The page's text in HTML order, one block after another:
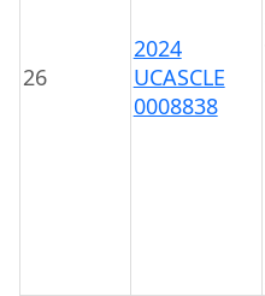
26
2024
UCASCLE
0008838